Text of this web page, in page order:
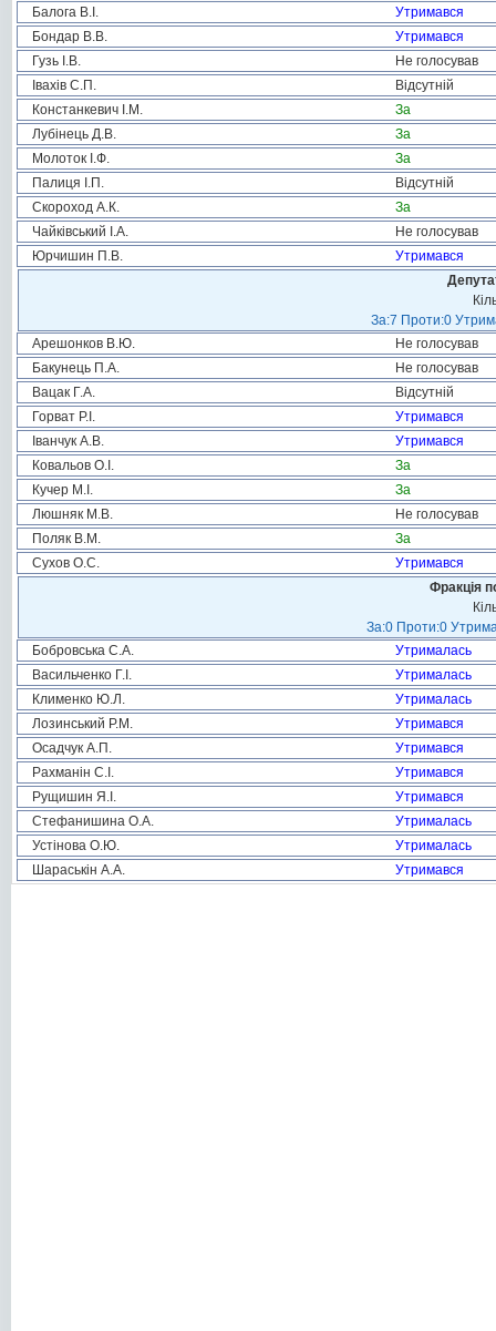
Балога В.І.
Утримався
Бондар В.В.
Утримався
Гузь І.В.
Не голосував
Івахів С.П.
Відсутній
Констанкевич І.М.
За
Лубінець Д.В.
За
Молоток І.Ф.
За
Палиця І.П.
Відсутній
Скороход А.К.
За
Чайківський І.А.
Не голосував
Юрчишин П.В.
Утримався
За:7 Проти:0
Арешонков В.Ю.
Не голосував
Бакунець П.А.
Не голосував
Вацак Г.А.
Відсутній
Горват Р.І.
Утримався
Іванчук А.В.
Утримався
Ковальов О.І.
За
Кучер М.І.
За
Люшняк М.В.
Не голосував
Поляк В.М.
За
Сухов О.С.
Утримався
Фракція
За:0 Проти:0
Бобровська С.А.
Утрималась
Васильченко Г.І.
Утрималась
Клименко Ю.Л.
Утрималась
Лозинський Р.М.
Утримався
Осадчук А.П.
Утримався
Рахманін С.І.
Утримався
Рущишин Я.І.
Утримався
Стефанишина О.А.
Утрималась
Устінова О.Ю.
Утрималась
Шараськін А.А.
Утримався